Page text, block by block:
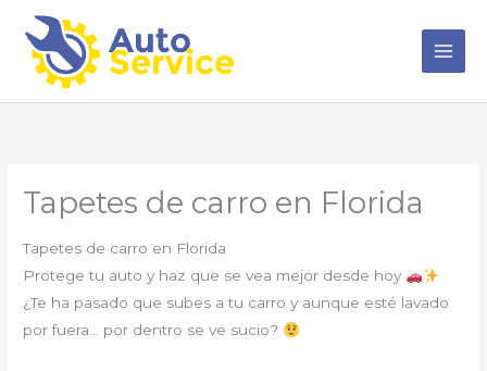
contenido
Tapetes de carro en Florida
Tapetes de carro en Florida
Protege tu auto y haz que se vea mejor desde hoy
¿Te ha pasado que subes a tu carro y aunque esté lavado
por fuera… por dentro se ve sucio?